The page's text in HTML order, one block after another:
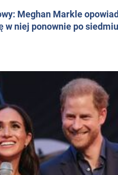
Meghan Markle
w niej ponownie po